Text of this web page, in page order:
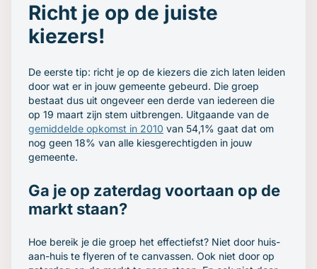
Richt je op de juiste
kiezers!
De eerste tip: richt je op de kiezers die zich laten leiden
door wat er in jouw gemeente gebeurd. Die groep
bestaat dus uit ongeveer een derde van iedereen die
op 19 maart zijn stem uitbrengen. Uitgaande van de
gemiddelde opkomst in 2010 van 54,1% gaat dat om
nog geen 18% van alle kiesgerechtigden in jouw
gemeente.
Ga je op zaterdag voortaan op de
markt staan?
Hoe bereik je die groep het effectiefst? Niet door huis-
aan-huis te flyeren of te canvassen. Ook niet door op